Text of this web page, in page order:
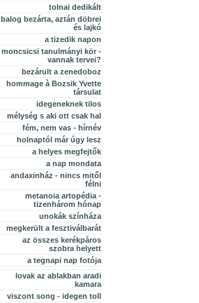
tolnai dedikált
balog bezárta, aztán döbrei
és lajkó
a tizedik napon
moncsicsi tanulmányi kör -
vannak tervei?
bezárult a zenedoboz
hommage à Bozsik Yvette
társulat
idegeneknek tilos
mélység s aki ott csak hal
fém, nem vas - hírnév
holnaptól már úgy lesz
a helyes megfejtők
a nap mondata
andaxinház - nincs mitől
félni
metanoia artopédia -
tizenhárom hónap
unokák színháza
megkerült a fesztiválbarát
az összes kerékpáros
szobra helyett
a tegnapi nap fotója
lovak az ablakban aradi
kamara
viszont song - idegen toll